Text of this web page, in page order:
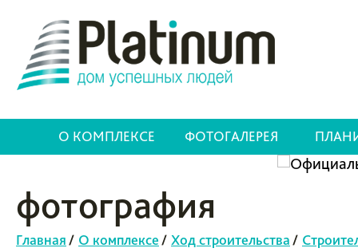
О КОМПЛЕКСЕ ФОТОГАЛЕРЕЯ
фотография
Главная / О комплексе / Ход строительства /